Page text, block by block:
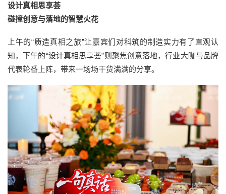
设计真相思享荟
碰撞创意与落地的智慧火花
上午的“质造真相之旅”让嘉宾们对科筑的制造实力有了直观认
知，下午的“设计真相思享荟”则聚焦创意落地，行业大咖与品牌
代表轮番上阵，带来一场场干货满满的分享。